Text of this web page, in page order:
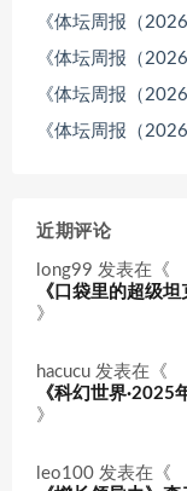
《体坛周报（
《体坛周报（
《体坛周报（
《体坛周报（
近期评论
long99 发表在《
《口袋里的超级
》
hacucu 发表在《
《科幻世界·2025
》
leo100 发表在《